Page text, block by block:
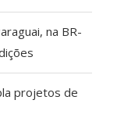
na BR-
projetos de